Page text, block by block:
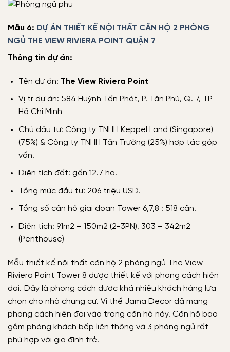
Mẫu 6: DỰ ÁN THIẾT KẾ NỘI THẤT CĂN HỘ 2 PHÒNG
NGỦ THE VIEW RIVIERA POINT QUẬN 7
Thông tin dự án:
Tên dự án: The View Riviera Point
Vị tr dự án: 584 Huỳnh Tấn Phát, P. Tân Phú, Q. 7, TP
Hồ Chí Minh
Chủ đầu tư: Công ty TNHH Keppel Land (Singapore)
(75%) & Công ty TNHH Tấn Trường (25%) hợp tác góp
vốn.
Diện tích đất: gần 12.7 ha.
Tổng mức đầu tư: 206 triệu USD.
Tổng số căn hộ giai đoạn Tower 6,7,8 : 518 căn.
Diện tích: 91m2 – 150m2 (2-3PN), 303 – 342m2
(Penthouse)
Mẫu thiết kế nội thất căn hộ 2 phòng ngủ The View
Riviera Point Tower 8 được thiết kế với phong cách hiện
đại. Đây là phong cách được khá nhiều khách hàng lựa
chọn cho nhà chung cư. Vì thế Jama Decor đã mang
phong cách hiện đại vào trong căn hộ này. Căn hộ bao
gồm phòng khách bếp liên thông và 3 phòng ngủ rất
phù hợp với gia đình trẻ.